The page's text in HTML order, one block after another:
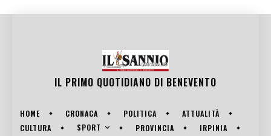
IL PRIMO QUOTIDIANO DI BENEVENTO
HOME CRONACA POLITICA
ATTUALITÀ
CULTURA
SPORT PROVINCIA
IRPINIA